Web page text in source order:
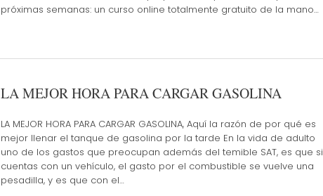
próximas semanas: un curso online totalmente gratuito de la mano…
LA MEJOR HORA PARA CARGAR GASOLINA
LA MEJOR HORA PARA CARGAR GASOLINA, Aquí la razón de por qué es
mejor llenar el tanque de gasolina por la tarde En la vida de adulto
uno de los gastos que preocupan además del temible SAT, es que si
cuentas con un vehículo, el gasto por el combustible se vuelve una
pesadilla, y es que con el…